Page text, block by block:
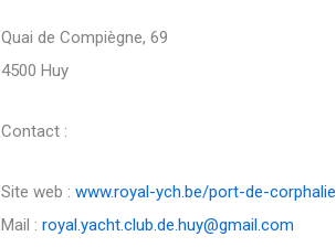
Quai de Compiègne, 69
4500 Huy
Contact :
Site web : www.royal-ych.be/port-de-corphalie
Mail : royal.yacht.club.de.huy@gmail.com